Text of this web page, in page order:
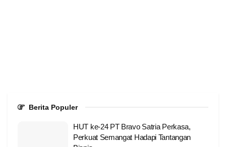
Berita Populer
HUT ke-24 PT Bravo Satria Perkasa,
Perkuat Semangat Hadapi Tantangan